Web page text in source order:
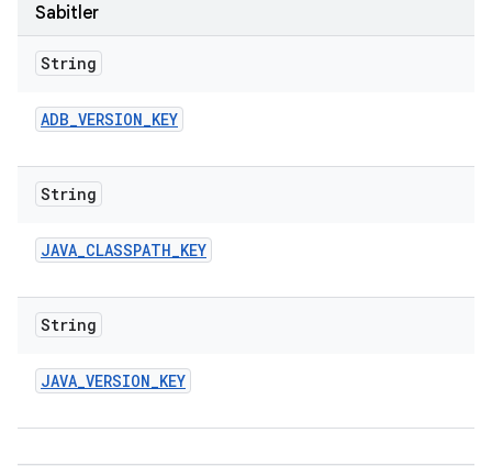
Sabitler
String
ADB_VERSION_KEY
String
JAVA_CLASSPATH_KEY
String
JAVA_VERSION_KEY